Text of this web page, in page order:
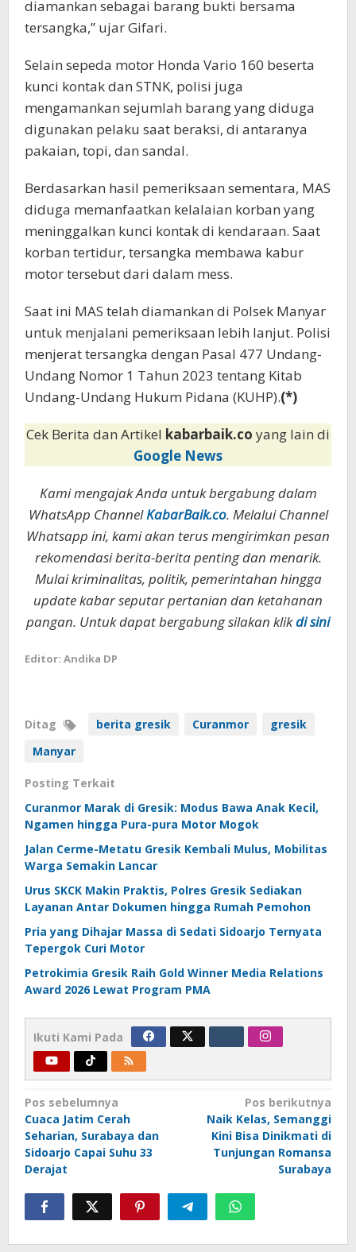
diamankan sebagai barang bukti bersama
tersangka,” ujar Gifari.
Selain sepeda motor Honda Vario 160 beserta
kunci kontak dan STNK, polisi juga
mengamankan sejumlah barang yang diduga
digunakan pelaku saat beraksi, di antaranya
pakaian, topi, dan sandal.
Berdasarkan hasil pemeriksaan sementara, MAS
diduga memanfaatkan kelalaian korban yang
meninggalkan kunci kontak di kendaraan. Saat
korban tertidur, tersangka membawa kabur
motor tersebut dari dalam mess.
Saat ini MAS telah diamankan di Polsek Manyar
untuk menjalani pemeriksaan lebih lanjut. Polisi
menjerat tersangka dengan Pasal 477 Undang-
Undang Nomor 1 Tahun 2023 tentang Kitab
Undang-Undang Hukum Pidana (KUHP).(*)
Cek Berita dan Artikel kabarbaik.co yang lain di
Google News
Kami mengajak Anda untuk bergabung dalam
WhatsApp ChannelKabarBaik.co. Melalui Channel
Whatsapp ini, kami akan terus mengirimkan pesan
rekomendasi berita-berita penting dan menarik.
Mulai kriminalitas, politik, pemerintahan hingga
update kabar seputar pertanian dan ketahanan
pangan. Untuk dapat bergabung silakan klikdi sini
Editor: Andika DP
Ditag berita gresik Curanmor
gresik
Manyar
Posting Terkait
Curanmor Marak di Gresik: Modus Bawa Anak Kecil,
Ngamen hingga Pura-pura Motor Mogok
Jalan Cerme-Metatu Gresik Kembali Mulus, Mobilitas
Warga Semakin Lancar
Urus SKCK Makin Praktis, Polres Gresik Sediakan
Layanan Antar Dokumen hingga Rumah Pemohon
Pria yang Dihajar Massa di Sedati Sidoarjo Ternyata
Tepergok Curi Motor
Petrokimia Gresik Raih Gold Winner Media Relations
Award 2026 Lewat Program PMA
Ikuti Kami Pada
Navigasi
pos
Pos sebelumnya
Cuaca Jatim Cerah
Seharian, Surabaya dan
Sidoarjo Capai Suhu 33
Derajat
Pos berikutnya
Naik Kelas, Semanggi
Kini Bisa Dinikmati di
Tunjungan Romansa
Surabaya